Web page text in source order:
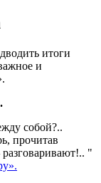
итоги
и
собой?..
прочитав
"